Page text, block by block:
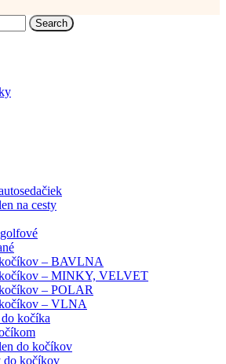
Search
na cesty
– BAVLNA
– MINKY, VELVET
– POLAR
– VLNA
kočíka
do kočíkov
do kočíkov